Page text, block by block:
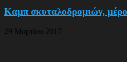
Καμπ σκυταλοδρομιών,
29 Μαρτίου 2017